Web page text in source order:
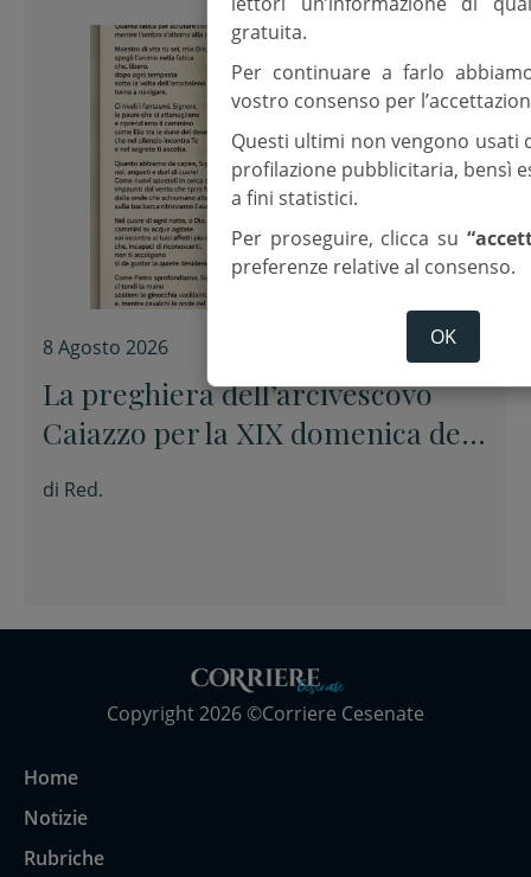
8 Agosto 2026
La preghiera dell’arcivescovo
Caiazzo per la XIX domenica del
Tempo ordinario
di Red.
Copyright 2026 ©Corriere Cesenate
Home
Notizie
Rubriche
gratuita.
Per continuare a farlo
vostro consenso per
Questi ultimi non vengono usati
profilazione pubblicitaria, bensì
a fini statistici.
Per proseguire, clicca su
preferenze relative al consenso.
OK